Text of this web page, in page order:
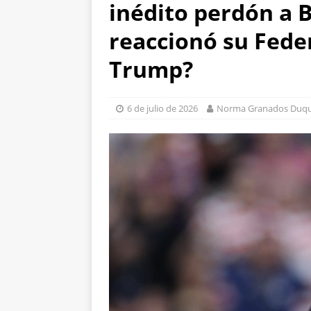
Ampliación;
[ 6 de agosto de 2026 ]
inédito perdón a
reaccionó su
Trump?
6 de julio de 2026 Norma Granados